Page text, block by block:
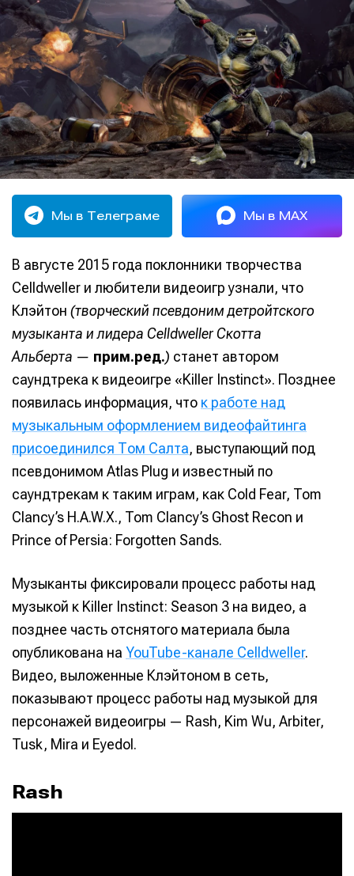
Мы в Телеграме Мы в MAX
В августе 2015 года поклонники творчества
Celldweller и любители видеоигр узнали, что
Клэйтон (творческий псевдоним детройтского
музыканта и лидера Celldweller Скотта
Альберта — прим.ред.) станет автором
саундтрека к видеоигре «Killer Instinct». Позднее
появилась информация, что к работе над
музыкальным оформлением видеофайтинга
присоединился Том Салта, выступающий под
псевдонимом Atlas Plug и известный по
саундтрекам к таким играм, как Cold Fear, Tom
Clancy’s H.A.W.X., Tom Clancy’s Ghost Recon и
Prince of Persia: Forgotten Sands.
Музыканты фиксировали процесс работы над
музыкой к Killer Instinct: Season 3 на видео, а
позднее часть отснятого материала была
опубликована на YouTube-канале Celldweller.
Видео, выложенные Клэйтоном в сеть,
показывают процесс работы над музыкой для
персонажей видеоигры — Rash, Kim Wu, Arbiter,
Tusk, Mira и Eyedol.
Rash